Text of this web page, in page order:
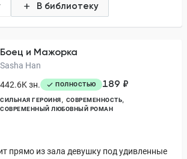
В библиотеку
Боец и Мажорка
Sasha Han
442.6K зн.
ПОЛНОСТЬЮ 189 ₽
СИЛЬНАЯ ГЕРОИНЯ
СОВРЕМЕННОСТЬ
СОВРЕМЕННЫЙ ЛЮБОВНЫЙ РОМАН
прямо из зала девушку под удивленные